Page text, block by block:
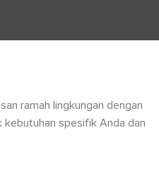
ramah lingkungan dengan
spesifik Anda dan